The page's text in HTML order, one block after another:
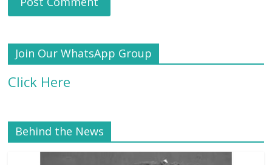
Join Our WhatsApp Group
Click Here
Behind the News